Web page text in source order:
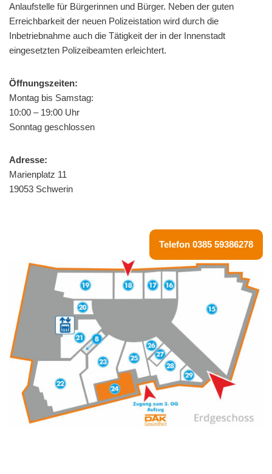
Anlaufstelle für Bürgerinnen und Bürger. Neben der guten
Erreichbarkeit der neuen Polizeistation wird durch die
Inbetriebnahme auch die Tätigkeit der in der Innenstadt
eingesetzten Polizeibeamten erleichtert.
Öffnungszeiten:
Montag bis Samstag:
10:00 – 19:00 Uhr
Sonntag geschlossen
Adresse:
Marienplatz 11
19053 Schwerin
Telefon 0385 59386278